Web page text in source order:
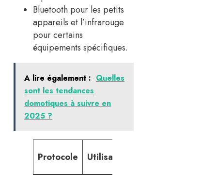
Bluetooth pour les petits
appareils et l’infrarouge
pour certains
équipements spécifiques.
A lire également : Quelles
sont les tendances
domotiques à suivre en
2025 ?
Protocole Utilisation